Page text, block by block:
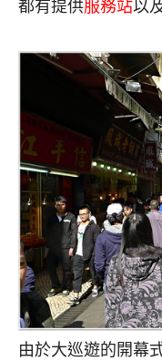
都有提供服務站以
由於大巡遊的開幕